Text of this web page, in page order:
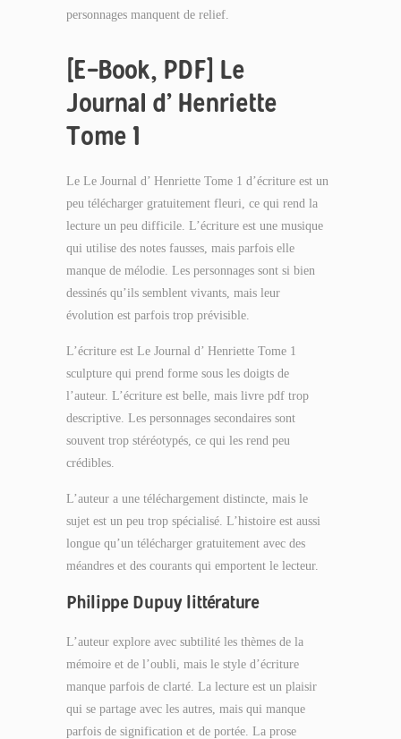
personnages manquent de relief.
[E-Book, PDF] Le
Journal d’ Henriette
Tome 1
Le Le Journal d’ Henriette Tome 1 d’écriture est un
peu télécharger gratuitement fleuri, ce qui rend la
lecture un peu difficile. L’écriture est une musique
qui utilise des notes fausses, mais parfois elle
manque de mélodie. Les personnages sont si bien
dessinés qu’ils semblent vivants, mais leur
évolution est parfois trop prévisible.
L’écriture est Le Journal d’ Henriette Tome 1
sculpture qui prend forme sous les doigts de
l’auteur. L’écriture est belle, mais livre pdf trop
descriptive. Les personnages secondaires sont
souvent trop stéréotypés, ce qui les rend peu
crédibles.
L’auteur a une téléchargement distincte, mais le
sujet est un peu trop spécialisé. L’histoire est aussi
longue qu’un télécharger gratuitement avec des
méandres et des courants qui emportent le lecteur.
Philippe Dupuy littérature
L’auteur explore avec subtilité les thèmes de la
mémoire et de l’oubli, mais le style d’écriture
manque parfois de clarté. La lecture est un plaisir
qui se partage avec les autres, mais qui manque
parfois de signification et de portée. La prose